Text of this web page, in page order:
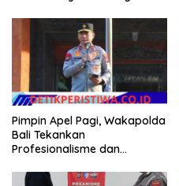
Pimpin Apel Pagi, Wakapolda
Bali Tekankan
Profesionalisme dan